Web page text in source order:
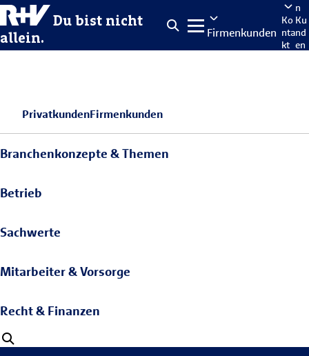
Du bist nicht
allein.
Firmenkunden
Ko
nta
kt
n
Ku
nd
en
PrivatkundenFirmenkunden
Branchenkonzepte & Themen
Betrieb
Sachwerte
Mitarbeiter & Vorsorge
Recht & Finanzen